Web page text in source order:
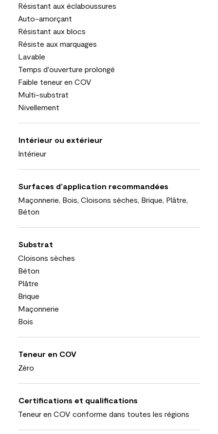
Résistant aux éclaboussures
Auto-amorçant
Résistant aux blocs
Résiste aux marquages
Lavable
Temps d'ouverture prolongé
Faible teneur en COV
Multi-substrat
Nivellement
Intérieur ou extérieur
Intérieur
Surfaces d’application recommandées
Maçonnerie, Bois, Cloisons sèches, Brique, Plâtre,
Béton
Substrat
Cloisons sèches
Béton
Plâtre
Brique
Maçonnerie
Bois
Teneur en COV
Zéro
Certifications et qualifications
Teneur en COV conforme dans toutes les régions